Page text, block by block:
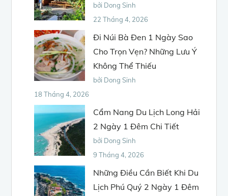
bởi Dong Sinh
22 Tháng 4, 2026
Đi Núi Bà Đen 1 Ngày Sao
Cho Trọn Vẹn? Những Lưu Ý
Không Thể Thiếu
bởi Dong Sinh
18 Tháng 4, 2026
Cẩm Nang Du Lịch Long Hải
2 Ngày 1 Đêm Chi Tiết
bởi Dong Sinh
9 Tháng 4, 2026
Những Điều Cần Biết Khi Du
Lịch Phú Quý 2 Ngày 1 Đêm